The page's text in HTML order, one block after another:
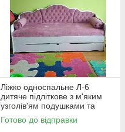
Ліжко односпальне Л-6
дитяче підліткове з м'яким
узголів'ям подушками та
висувними ящиками колір на
вибір
Готово до відправки